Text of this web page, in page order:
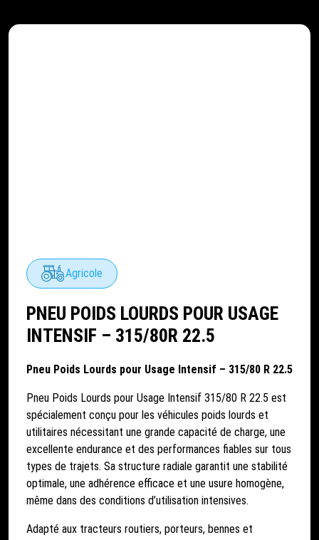
Agricole
PNEU POIDS LOURDS POUR USAGE
INTENSIF – 315/80R 22.5
Pneu Poids Lourds pour Usage Intensif – 315/80 R 22.5
Pneu Poids Lourds pour Usage Intensif 315/80 R 22.5 est
spécialement conçu pour les véhicules poids lourds et
utilitaires nécessitant une grande capacité de charge, une
excellente endurance et des performances fiables sur tous
types de trajets. Sa structure radiale garantit une stabilité
optimale, une adhérence efficace et une usure homogène,
même dans des conditions d’utilisation intensives.
Adapté aux tracteurs routiers, porteurs, bennes et